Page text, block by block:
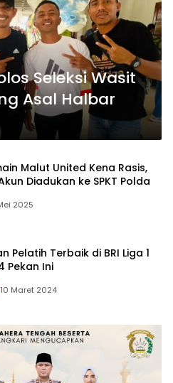
Seleksi Wasit
Asal Halbar
Malut United Kena Rasis,
Diadukan ke SPKT Polda
2025
Pelatih Terbaik di BRI Liga 1
Pekan Ini
10 Maret 2024